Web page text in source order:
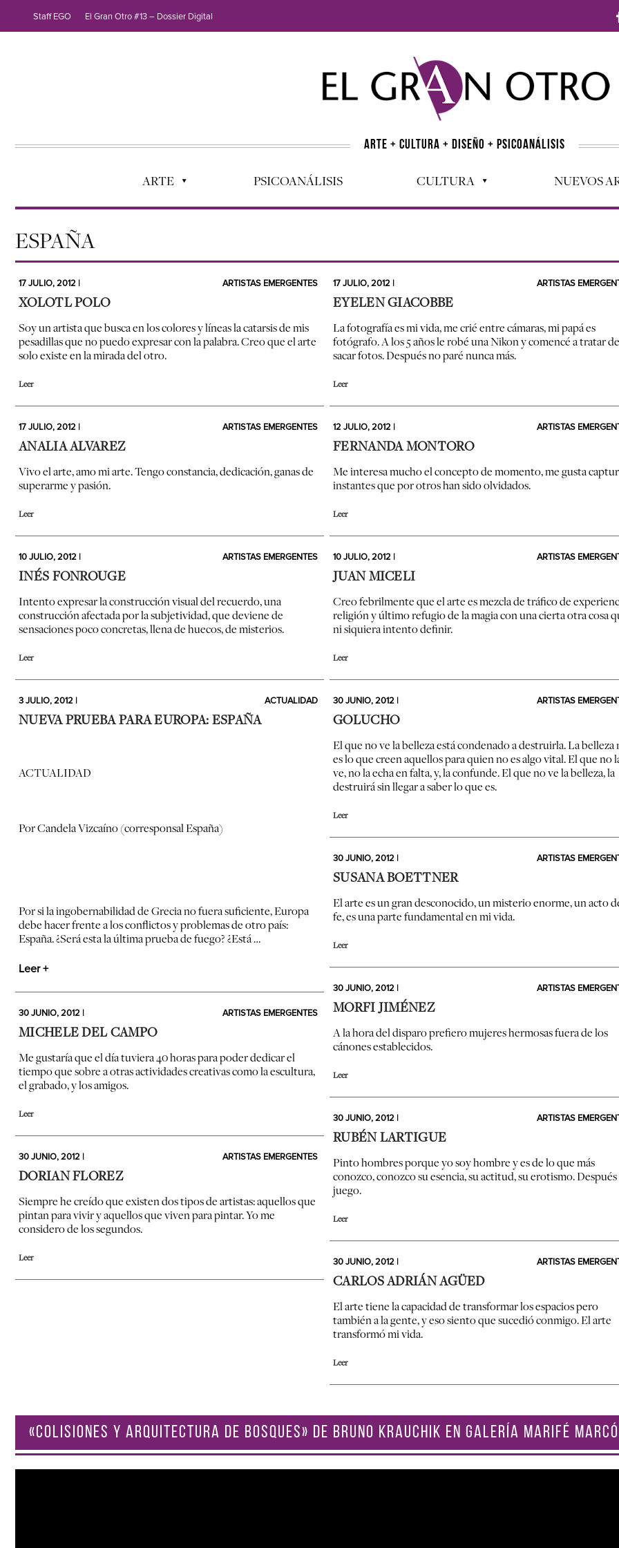
Staff EGO El Gran Otro #13 – Dossier Digital
ARTE + CULTURA + DISEÑO + PSICOANÁLISIS
ARTE PSICOANÁLISIS CULTURA NUEVOS
ESPAÑA
17 JULIO, 2012 | ARTISTAS EMERGENTES
XOLOTL POLO
Soy un artista que busca en los colores y líneas la catarsis de mis
pesadillas que no puedo expresar con la palabra. Creo que el arte
solo existe en la mirada del otro.
Leer
17 JULIO, 2012 | ARTISTAS
EYELEN GIACOBBE
La fotografía es mi vida, me crié entre cámaras, mi papá es
fotógrafo. A los 5 años le robé una Nikon y comencé a tratar de
sacar fotos. Después no paré nunca más.
Leer
17 JULIO, 2012 | ARTISTAS EMERGENTES
ANALIA ALVAREZ
Vivo el arte, amo mi arte. Tengo constancia, dedicación, ganas de
superarme y pasión.
Leer
12 JULIO, 2012 | ARTISTAS
FERNANDA MONTORO
Me interesa mucho el concepto de momento, me gusta
instantes que por otros han sido olvidados.
Leer
10 JULIO, 2012 | ARTISTAS EMERGENTES
INÉS FONROUGE
Intento expresar la construcción visual del recuerdo, una
construcción afectada por la subjetividad, que deviene de
sensaciones poco concretas, llena de huecos, de misterios.
Leer
10 JULIO, 2012 | ARTISTAS
JUAN MICELI
Creo febrilmente que el arte es mezcla de tráfico de
religión y último refugio de la magia con una cierta otra cosa
ni siquiera intento definir.
Leer
3 JULIO, 2012 | ACTUALIDAD
NUEVA PRUEBA PARA EUROPA: ESPAÑA
ACTUALIDAD
Por Candela Vizcaíno (corresponsal España)
Por si la ingobernabilidad de Grecia no fuera suficiente, Europa
debe hacer frente a los conflictos y problemas de otro país:
España. ¿Será esta la última prueba de fuego? ¿Está …
Leer +
30 JUNIO, 2012 | ARTISTAS
GOLUCHO
El que no ve la belleza está condenado a destruirla. La belleza
es lo que creen aquellos para quien no es algo vital. El que no
ve, no la echa en falta, y, la confunde. El que no ve la belleza, la
destruirá sin llegar a saber lo que es.
Leer
30 JUNIO, 2012 | ARTISTAS
SUSANA BOETTNER
El arte es un gran desconocido, un misterio enorme, un acto
fe, es una parte fundamental en mi vida.
Leer
30 JUNIO, 2012 | ARTISTAS
MORFI JIMÉNEZ
A la hora del disparo prefiero mujeres hermosas fuera de los
cánones establecidos.
Leer
30 JUNIO, 2012 | ARTISTAS EMERGENTES
MICHELE DEL CAMPO
Me gustaría que el día tuviera 40 horas para poder dedicar el
tiempo que sobre a otras actividades creativas como la escultura,
el grabado, y los amigos.
Leer 30 JUNIO, 2012 | ARTISTAS
RUBÉN LARTIGUE
Pinto hombres porque yo soy hombre y es de lo que más
conozco, conozco su esencia, su actitud, su erotismo. Después
juego.
Leer
30 JUNIO, 2012 | ARTISTAS EMERGENTES
DORIAN FLOREZ
Siempre he creído que existen dos tipos de artistas: aquellos que
pintan para vivir y aquellos que viven para pintar. Yo me
considero de los segundos.
Leer 30 JUNIO, 2012 | ARTISTAS
CARLOS ADRIÁN AGÜED
El arte tiene la capacidad de transformar los espacios pero
también a la gente, y eso siento que sucedió conmigo. El arte
transformó mi vida.
Leer
«COLISIONES Y ARQUITECTURA DE BOSQUES» DE BRUNO KRAUCHIK EN GALERÍA MARIFÉ MARCÓ